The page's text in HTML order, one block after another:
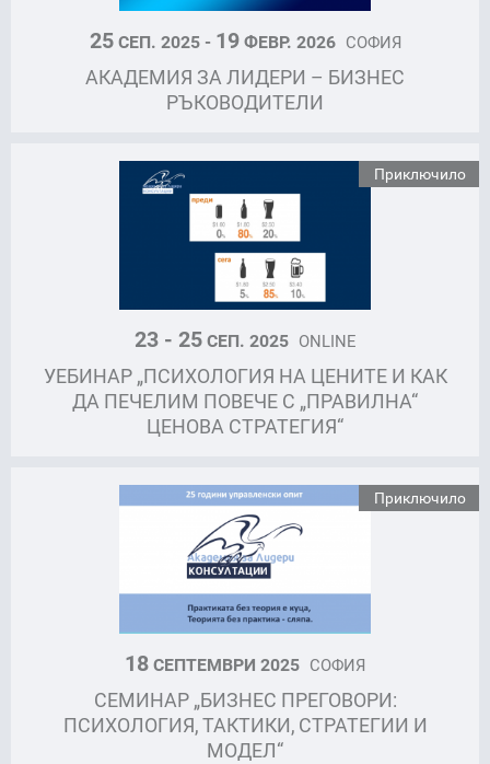
25СЕП. 2025 - 19ФЕВР. 2026 СОФИЯ
АКАДЕМИЯ ЗА ЛИДЕРИ – БИЗНЕС
РЪКОВОДИТЕЛИ
Приключило
23 - 25СЕП. 2025 ONLINE
УЕБИНАР „ПСИХОЛОГИЯ НА ЦЕНИТЕ И КАК
ДА ПЕЧЕЛИМ ПОВЕЧЕ С „ПРАВИЛНА“
ЦЕНОВА СТРАТЕГИЯ“
Приключило
18СЕПТЕМВРИ 2025 СОФИЯ
СЕМИНАР „БИЗНЕС ПРЕГОВОРИ:
ПСИХОЛОГИЯ, ТАКТИКИ, СТРАТЕГИИ И
МОДЕЛ“